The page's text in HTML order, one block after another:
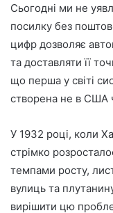
Сьогодні ми не
посилку без
цифр дозволяє
та доставляти її
що перша у світі
створена не в США
У 1932 році, коли
стрімко
темпами росту,
вулиць та
вирішити цю